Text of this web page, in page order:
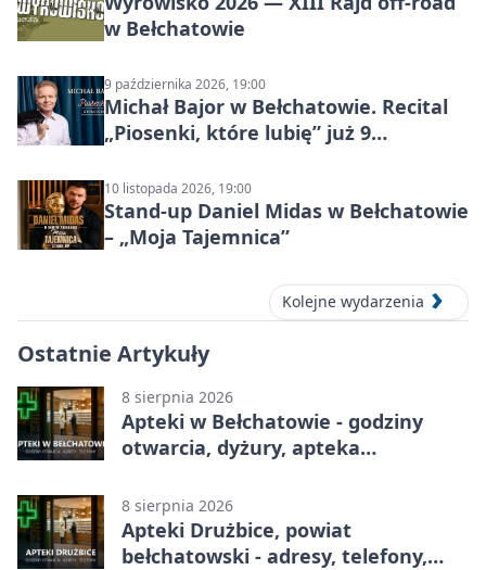
w Bełchatowie
9 października 2026, 19:00
Michał Bajor w Bełchatowie. Recital
„Piosenki, które lubię” już 9
10 listopada 2026, 19:00
Stand-up Daniel Midas w Bełchatowie
– „Moja Tajemnica”
Kolejne wydarzenia
Ostatnie Artykuły
8 sierpnia 2026
Apteki w Bełchatowie - godziny
otwarcia, dyżury, apteka
8 sierpnia 2026
Apteki Drużbice, powiat
bełchatowski - adresy, telefony,